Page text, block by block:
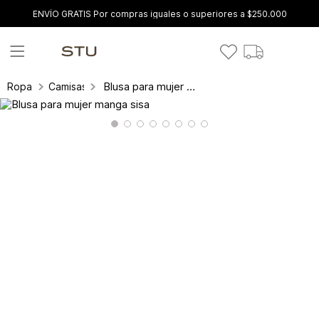
ENVÍO GRATIS Por compras iguales o superiores a $250.000
Ropa Camisas y blusas Blusa para mujer manga sisa